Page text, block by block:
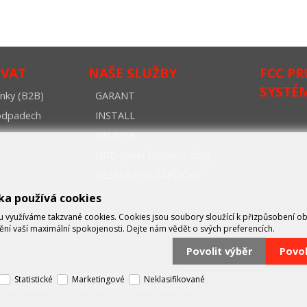
(B2B)
NAŠE SLUŽBY
GARANT
INSTALL
ON-SITE
FCC
významné výrobce v oblasti průmyslové
vývojářem a integrátorem se specializací na
používá cookies
využíváme takzvané cookies. Cookies jsou soubory sloužící k přizpůsobení
vaší maximální spokojenosti. Dejte nám vědět o svých preferencích.
Povolit výběr
Statistické Marketingové Neklasifikované